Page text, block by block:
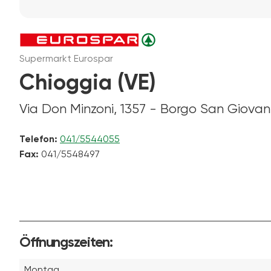
Supermarkt Eurospar
Chioggia (VE)
Via Don Minzoni, 1357 - Borgo San
Telefon: 041/5544055
Fax: 041/5548497
Öffnungszeiten: